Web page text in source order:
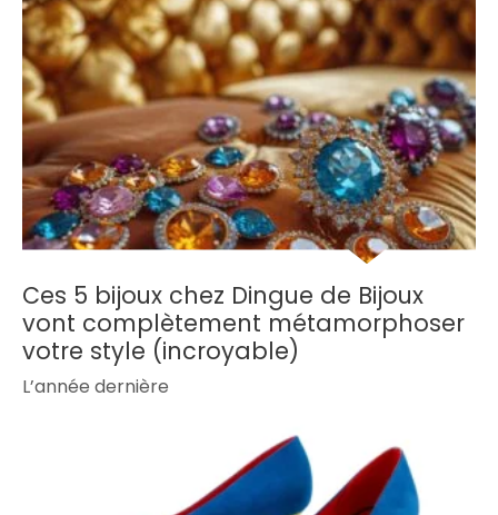
Ces 5 bijoux chez Dingue de Bijoux
vont complètement métamorphoser
votre style (incroyable)
L’année dernière